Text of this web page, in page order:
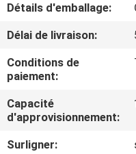
L'USINE
CONTRÔLE
QUALITÉ
CONTACTEZ-
Détails d'emballage:
Délai de livraison:
Conditions de
paiement:
Capacité
d'approvisionnement:
Surligner: